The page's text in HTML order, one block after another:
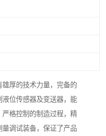
厚的技术力量，完备的
位传感器及变送器，能
格控制的制造过程，精
调试装备，保证了产品